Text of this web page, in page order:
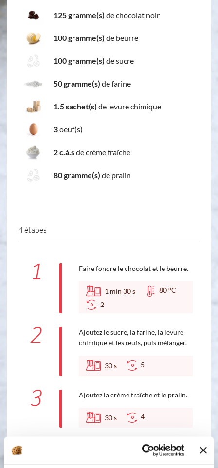
125 gramme(s) de chocolat noir
100 gramme(s) de beurre
100 gramme(s) de sucre
50 gramme(s) de farine
1.5 sachet(s) de levure chimique
3oeuf(s)
2 c.à.sde crème fraîche
80 gramme(s) de pralin
4 étapes
1 Faire fondre le chocolat et le beurre.
1 min 30s
80 °C
2
2
Ajoutez le sucre, la farine, la levure
chimique et les œufs, puis mélanger.
30s 5
3 Ajoutez la crème fraîche et le pralin.
30s 4
Déposer votre moule tablette sur le
plateau tournant de votre micro-